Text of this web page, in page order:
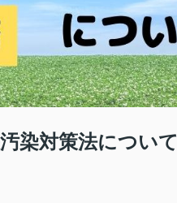
染対策法につい